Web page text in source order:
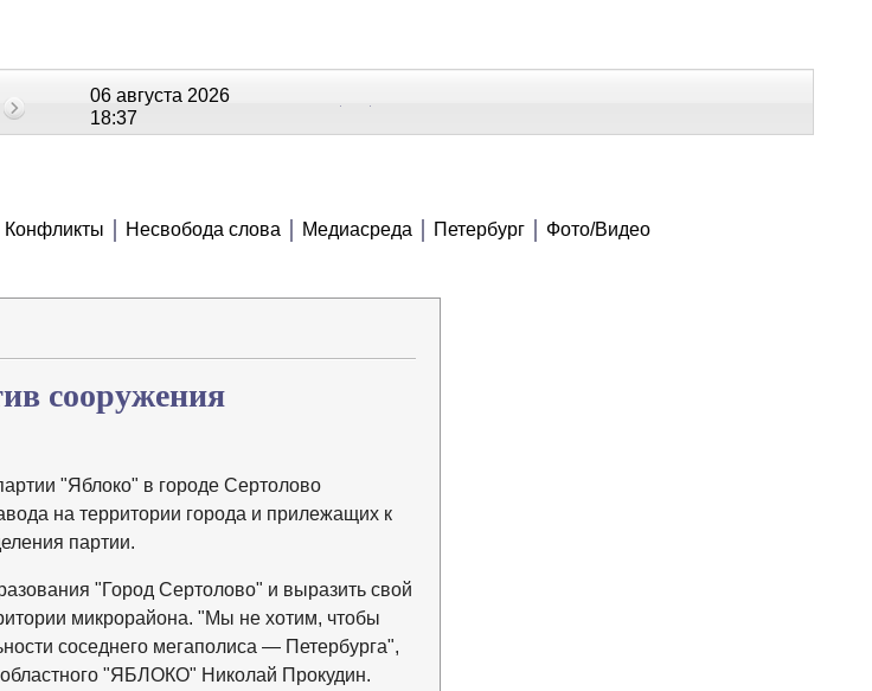
06 августа 2026
18:37
Конфликты Несвобода слова Медиасреда Петербург Фото/Видео
сооружения
"Яблоко" в городе Сертолово
на территории города и прилежащих к
партии.
"Город Сертолово" и выразить свой
микрорайона. "Мы не хотим, чтобы
соседнего мегаполиса — Петербурга",
"ЯБЛОКО" Николай Прокудин.